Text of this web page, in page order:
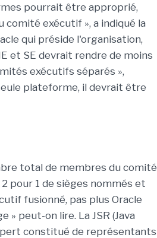
pourrait être approprié,
exécutif », a indiqué la
qui préside l'organisation,
et SE devrait rendre de moins
exécutifs séparés »,
plateforme, il devrait être
total de membres du comité
pour 1 de sièges nommés et
fusionné, pas plus Oracle
peut-on lire. La JSR (Java
constitué de représentants